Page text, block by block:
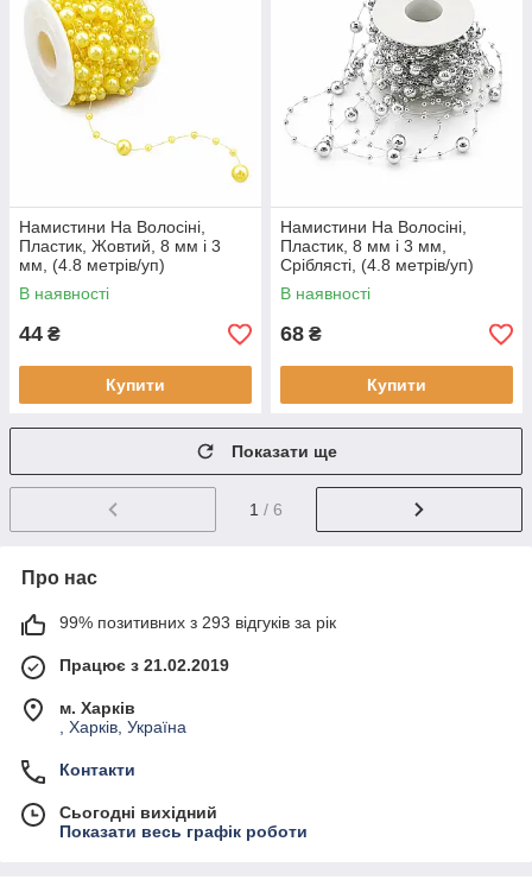
Намистини На Волосіні,
Пластик, Жовтий, 8 мм і 3
мм, (4.8 метрів/уп)
В наявності
44 ₴
Купити
Намистини На Волосіні,
Пластик, 8 мм і 3 мм,
Сріблясті, (4.8 метрів/уп)
В наявності
68 ₴
Купити
Показати ще
1 / 6
Про нас
99% позитивних з 293 відгуків за рік
Працює з 21.02.2019
м. Харків
, Харків, Україна
Контакти
Сьогодні вихідний
Показати весь графік роботи